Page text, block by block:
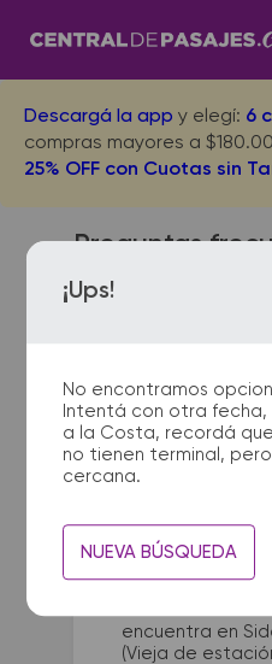
Descargá la app y elegí: 6
compras mayores a
25% OFF con Cuotas sin
¡Ups!
No encontramos
Intentá con otra fecha,
a la Costa, recordá
no tienen terminal,
cercana.
NUEVA BÚSQUEDA
Preguntas
viaje desde
Ensenada
¿Dónde
terminales de
del Tuyu a La
La terminal de
encuentra en
(Vieja de